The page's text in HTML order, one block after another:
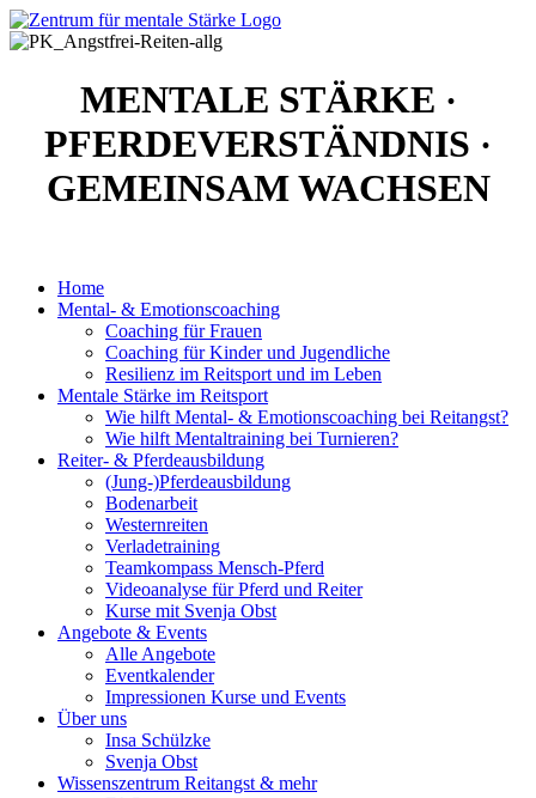
MENTALE STÄRKE ·
PFERDEVERSTÄNDNIS ·
GEMEINSAM WACHSEN
Home
Mental- & Emotionscoaching
Coaching für Frauen
Coaching für Kinder und Jugendliche
Resilienz im Reitsport und im Leben
Mentale Stärke im Reitsport
Wie hilft Mental- & Emotionscoaching bei Reitangst?
Wie hilft Mentaltraining bei Turnieren?
Reiter- & Pferdeausbildung
(Jung-)Pferdeausbildung
Bodenarbeit
Westernreiten
Verladetraining
Teamkompass Mensch-Pferd
Videoanalyse für Pferd und Reiter
Kurse mit Svenja Obst
Angebote & Events
Alle Angebote
Eventkalender
Impressionen Kurse und Events
Über uns
Insa Schülzke
Svenja Obst
Wissenszentrum Reitangst & mehr